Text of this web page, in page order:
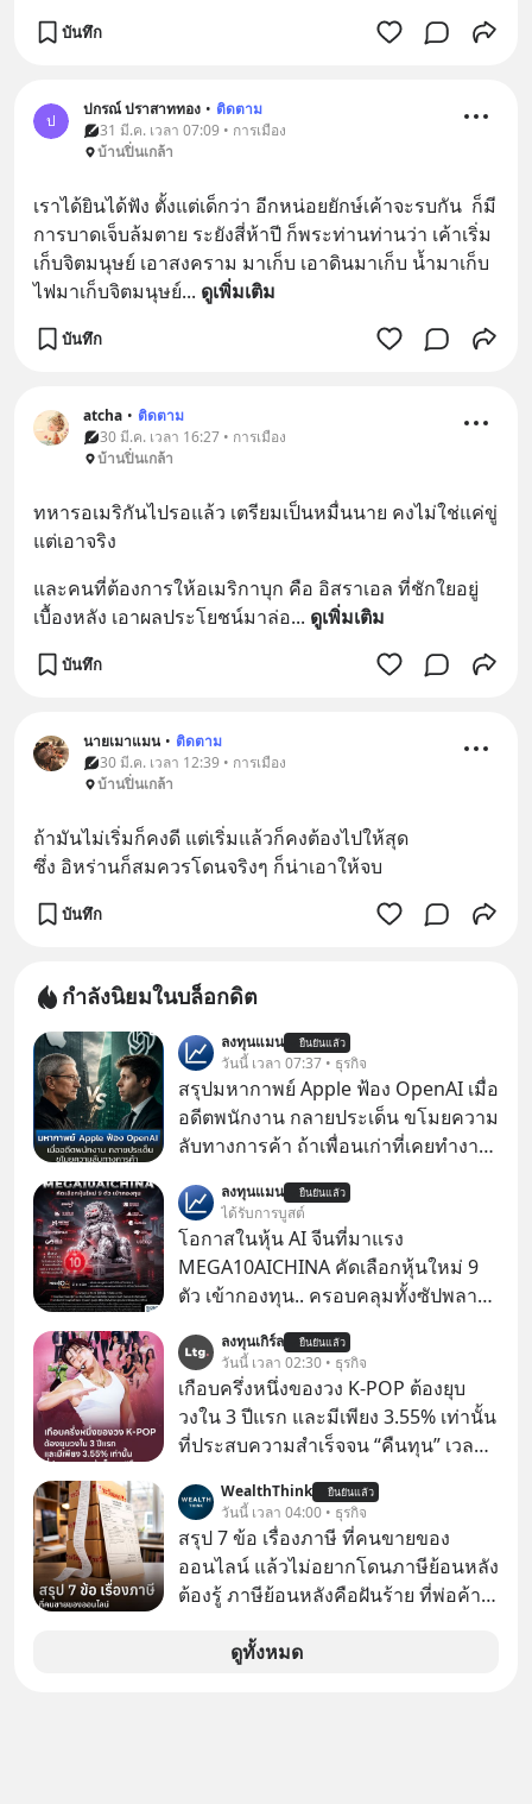
บันทึก
ป
ปกรณ์ ปราสาททอง • ติดตาม
31 มี.ค. เวลา 07:09 • การเมือง
บ้านปิ่นเกล้า
เราได้ยินได้ฟัง ตั้งแต่เด็กว่า อีกหน่อยยักษ์เค้าจะรบกัน  ก็มี
การบาดเจ็บล้มตาย ระยังสี่ห้าปี ก็พระท่านท่านว่า เค้าเริ่ม
เก็บจิตมนุษย์ เอาสงคราม มาเก็บ เอาดินมาเก็บ น้ำมาเก็บ
ไฟมาเก็บจิตมนุษย์... ดูเพิ่มเติม
บันทึก
atcha • ติดตาม
30 มี.ค. เวลา 16:27 • การเมือง
บ้านปิ่นเกล้า
ทหารอเมริกันไปรอแล้ว เตรียมเป็นหมื่นนาย คงไม่ใช่แค่ขู่
แต่เอาจริง
และคนที่ต้องการให้อเมริกาบุก คือ อิสราเอล ที่ชักใยอยู่
เบื้องหลัง เอาผลประโยชน์มาล่อ... ดูเพิ่มเติม
บันทึก
นายเมาแมน • ติดตาม
30 มี.ค. เวลา 12:39 • การเมือง
บ้านปิ่นเกล้า
ถ้ามันไม่เริ่มก็คงดี แต่เริ่มแล้วก็คงต้องไปให้สุด
ซึ่ง อิหร่านก็สมควรโดนจริงๆ ก็น่าเอาให้จบ
บันทึก
กำลังนิยมในบล็อกดิต
ลงทุนแมน ยืนยันแล้ว
วันนี้ เวลา 07:37 • ธุรกิจ
สรุปมหากาพย์ Apple ฟ้อง OpenAI เมื่อ
อดีตพนักงาน กลายประเด็น ขโมยความ
ลับทางการค้า ถ้าเพื่อนเก่าที่เคยทำงาน
เก่าที่เขาเคยทำไว้ ตอนยังอยู่บริษัท
เดียวกัน
ลงทุนแมน ยืนยันแล้ว
ได้รับการบูสต์
โอกาสในหุ้น AI จีนที่มาแรง
MEGA10AICHINA คัดเลือกหุ้นใหม่ 9
ตัว เข้ากองทุน.. ครอบคลุมทั้งซัปพลาย
โปรโมชัน ลด 50% ค่าธรรมเนียมซื้อ |
ยอด 2 ล้านบาทขึ้นไป ฟรีค่าธรรมเนียม
ซื้อ
ลงทุนเกิร์ล ยืนยันแล้ว
วันนี้ เวลา 02:30 • ธุรกิจ
เกือบครึ่งหนึ่งของวง K-POP ต้องยุบ
วงใน 3 ปีแรก และมีเพียง 3.55% เท่านั้น
ที่ประสบความสำเร็จจน “คืนทุน” เวลา
เห็นภาพความสำเร็จที่หรูหรา คอนเสิร์ต
สเกลใหญ่ระดับสเตเดียม และยอดขา
ยอัลบัมถล่มทลายจากวงตัวท็อปอย่าง
BTS, BLACKPINK หรือ SEVENTEEN
WealthThink ยืนยันแล้ว
วันนี้ เวลา 04:00 • ธุรกิจ
สรุป 7 ข้อ เรื่องภาษี ที่คนขายของ
ออนไลน์ แล้วไม่อยากโดนภาษีย้อนหลัง
ต้องรู้ ภาษีย้อนหลังคือฝันร้าย ที่พ่อค้า
ดูทั้งหมด